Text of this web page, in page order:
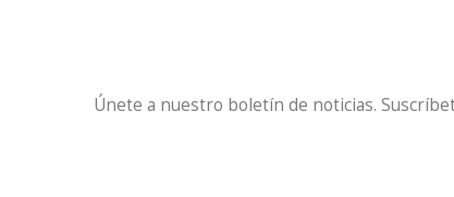
Únete a nuestro boletín de noticias.